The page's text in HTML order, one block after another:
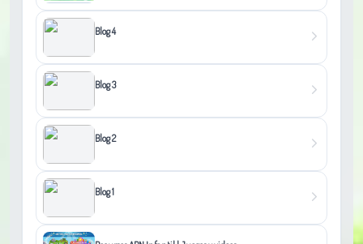
Blog 4
Blog 3
Blog 2
Blog 1